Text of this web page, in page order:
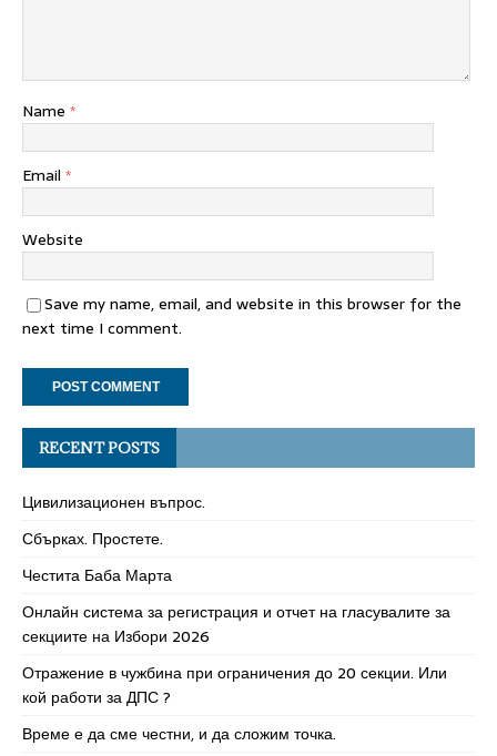
Name *
Email *
Website
Save my name, email, and website in this browser for the
next time I comment.
RECENT POSTS
Цивилизационен въпрос.
Сбърках. Простете.
Честита Баба Марта
Онлайн система за регистрация и отчет на гласувалите за
секциите на Избори 2026
Отражение в чужбина при ограничения до 20 секции. Или
кой работи за ДПС ?
Време е да сме честни, и да сложим точка.